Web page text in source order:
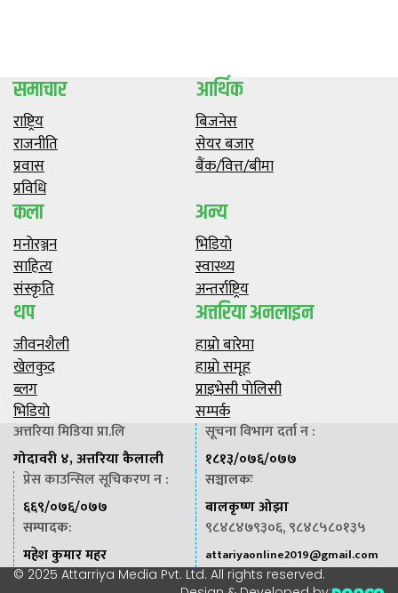
समाचार
राष्ट्रिय
राजनीति
प्रवास
प्रविधि
आर्थिक
बिजनेस
सेयर बजार
बैंक/वित्त/बीमा
कला
मनाेरञ्जन
साहित्य
संस्कृति
अन्य
भिडियाे
स्वास्थ्य
अन्तर्राष्ट्रिय
थप
जीवनशैली
खेलकुद
ब्लग
भिडियाे
अत्तरिया अनलाइन
हाम्राे बारेमा
हाम्राे समूह
प्राइभेसी पाेलिसी
सम्पर्क
अत्तरिया मिडिया प्रा.लि
गोदावरी ४, अत्तरिया कैलाली
सूचना विभाग दर्ता न :
१८१३/०७६/०७७
प्रेस काउन्सिल सूचिकरण न :
६६९/०७६/०७७
सञ्चालकः
बालकृष्ण ओझा
सम्पादक:
महेश कुमार महर
९८४८४७९३०६, ९८४८५८०१३५
attariyaonline2019@gmail.com
© 2025 Attarriya Media Pvt. Ltd. All rights reserved.